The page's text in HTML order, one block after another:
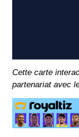
Cette carte
partenariat avec